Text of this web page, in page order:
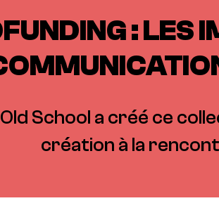
: LES
School a créé ce
création à la